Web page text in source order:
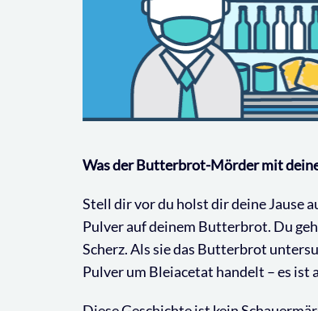
Was der Butterbrot-Mörder mit
Stell dir vor du holst dir deine Jause
Pulver auf deinem Butterbrot. Du
Scherz. Als sie das Butterbrot
Pulver um Bleiacetat handelt – es ist